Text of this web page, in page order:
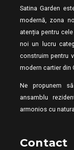
Satina Garden
modernă, zona
atenția pentru
noi un lucru
construim pentru
modern cartier din
Ne propunem
ansamblu
armonios cu
Contact